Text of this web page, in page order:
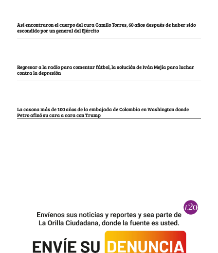
Así encontraron el cuerpo del cura Camilo Torres, 60 años después de haber sido
escondido por un general del Ejército
Regresar a la radio para comentar fútbol, la solución de Iván Mejía para luchar
contra la depresión
La casona más de 100 años de la embajada de Colombia en Washington donde
Petro afinó su cara a cara con Trump